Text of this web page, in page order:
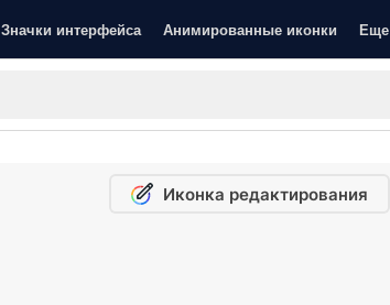
Значки интерфейса Анимированные иконки Еще
Иконка редактирования